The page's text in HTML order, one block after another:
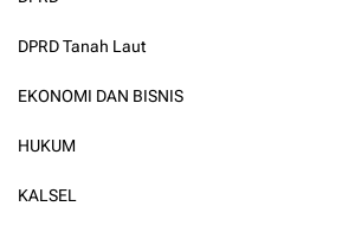
DPRD Tanah Laut
EKONOMI DAN BISNIS
HUKUM
KALSEL